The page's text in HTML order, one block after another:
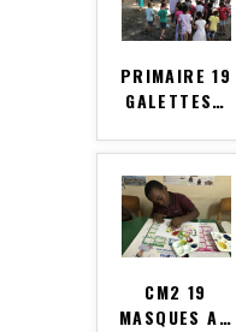
PRIMAIRE 19
GALETTES…
CM2 19
MASQUES A…